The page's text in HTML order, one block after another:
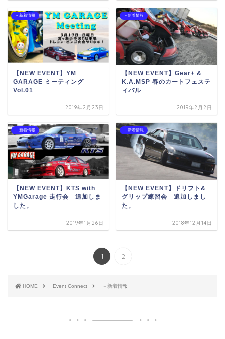
－新着情報
【NEW EVENT】YM
GARAGE ミーティング
Vol.01
2019年2月23日
－新着情報
【NEW EVENT】Gear+ &
K.A.MSP 春のカートフェステ
ィバル
2019年2月2日
－新着情報
【NEW EVENT】KTS with
YMGarage 走行会 追加しま
した。
2019年1月26日
－新着情報
【NEW EVENT】ドリフト&
グリップ練習会 追加しまし
た。
2018年12月14日
1 2
HOME Event Connect －新着情報